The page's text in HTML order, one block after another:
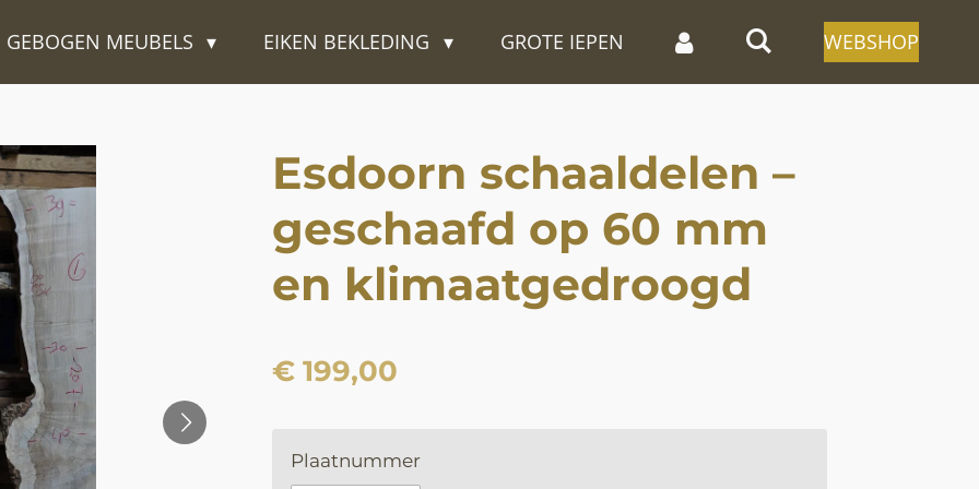
GEBOGEN MEUBELS EIKEN BEKLEDING GROTE IEPEN WEBSHOP
Esdoorn schaaldelen –
geschaafd op 60 mm
en klimaatgedroogd
€ 199,00
Plaatnummer